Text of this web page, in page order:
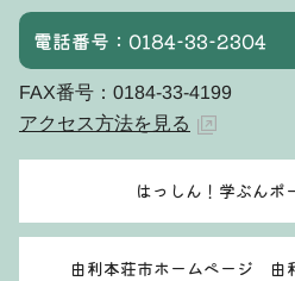
電話番号：0184-33-2304
FAX番号：0184-33-4199
アクセス方法を見る
はっしん！学ぶんポ
由利本荘市ホームページ 由